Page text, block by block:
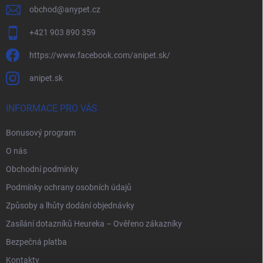
obchod@anypet.cz
+421 903 890 359
https://www.facebook.com/anipet.sk/
anipet.sk
INFORMACE PRO VÁS
Bonusový program
O nás
Obchodní podmínky
Podmínky ochrany osobních údajů
Způsoby a lhůty dodání objednávky
Zasílání dotazníků Heureka – Ověřeno zákazníky
Bezpečná platba
Kontakty